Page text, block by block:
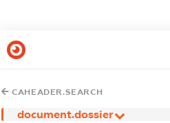
CAHEADER.SEARCH
document.dossier